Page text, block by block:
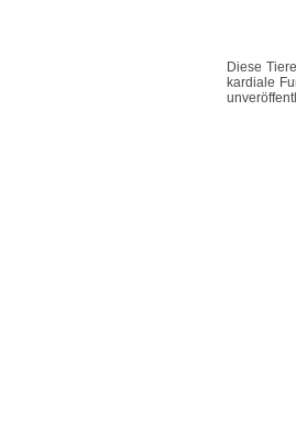
Diese
kardiale